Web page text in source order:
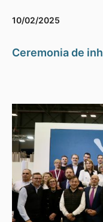
10/02/2025
Ceremonia de